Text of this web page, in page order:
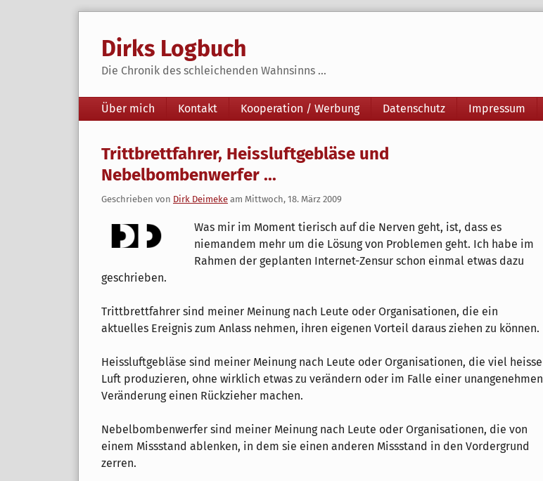
Dirks Logbuch
Die Chronik des schleichenden Wahnsinns ...
Navigation
Über mich Kontakt Kooperation / Werbung Datenschutz Impressum
Trittbrettfahrer, Heissluftgebläse und
Nebelbombenwerfer ...
Geschrieben von Dirk Deimeke am Mittwoch, 18. März 2009
Was mir im Moment tierisch auf die Nerven geht, ist, dass es
niemandem mehr um die Lösung von Problemen geht. Ich habe im
Rahmen der geplanten Internet-Zensur schon einmal etwas dazu
geschrieben.
Trittbrettfahrer sind meiner Meinung nach Leute oder Organisationen, die ein
aktuelles Ereignis zum Anlass nehmen, ihren eigenen Vorteil daraus ziehen zu können.
Heissluftgebläse sind meiner Meinung nach Leute oder Organisationen, die viel heisse
Luft produzieren, ohne wirklich etwas zu verändern oder im Falle einer unangenehmen
Veränderung einen Rückzieher machen.
Nebelbombenwerfer sind meiner Meinung nach Leute oder Organisationen, die von
einem Missstand ablenken, in dem sie einen anderen Missstand in den Vordergrund
zerren.